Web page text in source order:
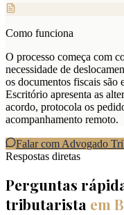
Como funciona
O processo começa com
necessidade de
os documentos fiscais são
Escritório apresenta as
acordo, protocola os
acompanhamento remoto.
Falar com Advogado
Respostas diretas
Perguntas
tributarista em